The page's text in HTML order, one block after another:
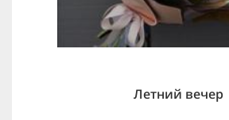
Летний вечер